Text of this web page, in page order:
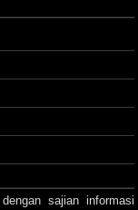
sajian informasi